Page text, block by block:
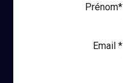
Prénom*
Email *